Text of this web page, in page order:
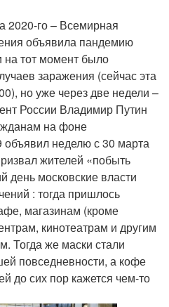
2020-го – Всемирная
объявила пандемию
тот момент было
заражения (сейчас эта
но уже через две недели –
России Владимир Путин
на фоне
объявил неделю с 30 марта
жителей «побыть
московские власти
: тогда пришлось
магазинам (кроме
кинотеатрам и другим
Тогда же маски стали
повседневности, а кофе
до сих пор кажется чем-то